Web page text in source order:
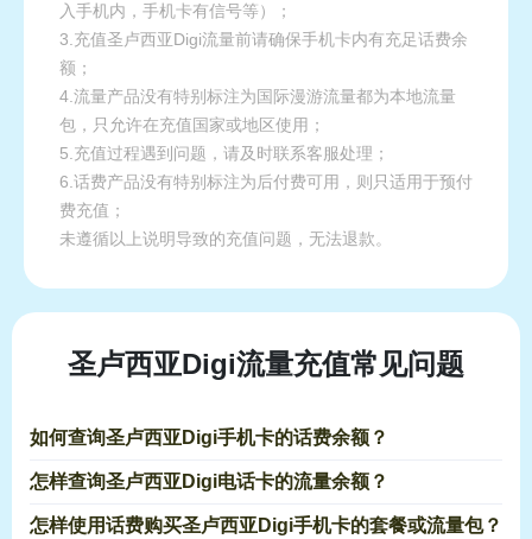
入手机内，手机卡有信号等）；
3.充值圣卢西亚Digi流量前请确保手机卡内有充足话费余
额；
4.流量产品没有特别标注为国际漫游流量都为本地流量
包，只允许在充值国家或地区使用；
5.充值过程遇到问题，请及时联系客服处理；
6.话费产品没有特别标注为后付费可用，则只适用于预付
费充值；
未遵循以上说明导致的充值问题，无法退款。
圣卢西亚Digi流量充值常见问题
如何查询圣卢西亚Digi手机卡的话费余额？
怎样查询圣卢西亚Digi电话卡的流量余额？
怎样使用话费购买圣卢西亚Digi手机卡的套餐或流量包？